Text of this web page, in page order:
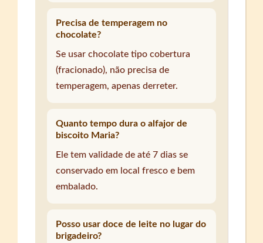
Precisa de temperagem no
chocolate?
Se usar chocolate tipo cobertura
(fracionado), não precisa de
temperagem, apenas derreter.
Quanto tempo dura o alfajor de
biscoito Maria?
Ele tem validade de até 7 dias se
conservado em local fresco e bem
embalado.
Posso usar doce de leite no lugar do
brigadeiro?